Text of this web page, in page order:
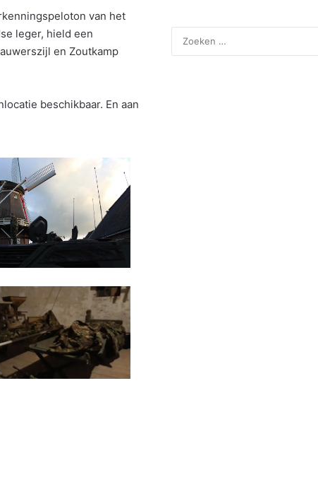
van het
leger, hield een
en Zoutkamp
beschikbaar. En aan